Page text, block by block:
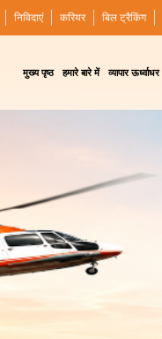
निविदाएं करियर बिल ट्रैकिंग
मुख्य पृष्ठ हमारे बारे में व्यापार ऊर्ध्वाधर